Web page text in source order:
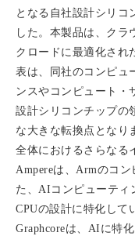
となる自社設計シリコ
した。本製品は、クラ
クロードに最適化され
表は、同社のコンピュ
ンスやコンピュート・
設計シリコンチップの
な大きな転換点となり
全体におけるさらなる
Ampereは、Armのコ
た、AIコンピューティ
CPUの設計に特化して
Graphcoreは、AIに特